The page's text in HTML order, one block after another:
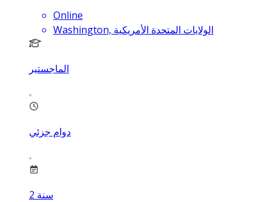
Online
Washington, الولايات المتحدة الأمريكية
الماجستير
دوام جزئي
2 سنة